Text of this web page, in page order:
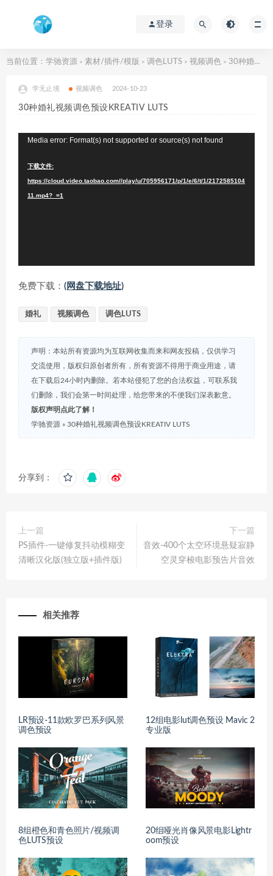
登录
当前位置： 学驰资源 > 素材/插件/模版 > 调色LUTS > 视频调色 > 30种婚礼视频调色预设KREATIV LUTS
学无止境 视频调色 2024-10-23
30种婚礼视频调色预设KREATIV LUTS
Media error: Format(s) not supported or source(s) not found
下载文件:
https://cloud.video.taobao.com//play/u/705956171/p/1/e/6/t/1/2172585104
11.mp4?_=1
免费下载： (网盘下载地址)
婚礼 视频调色 调色LUTS
声明：本站所有资源均为互联网收集而来和网友投稿，仅供学习
交流使用，版权归原创者所有，所有资源不得用于商业用途，请
在下载后24小时内删除。若本站侵犯了您的合法权益，可联系我
们删除，我们会第一时间处理，给您带来的不便我们深表歉意。
版权声明点此了解！
学驰资源 » 30种婚礼视频调色预设KREATIV LUTS
分享到：
上一篇
PS插件-一键修复抖动模糊变
清晰汉化版(独立版+插件版)
下一篇
音效-400个太空环境悬疑寂静
空灵穿梭电影预告片音效
相关推荐
LR预设-11款欧罗巴系列风景
调色预设
12组电影lut调色预设 Mavic 2
专业版
8组橙色和青色照片/视频调
色LUTS预设
20组哑光肖像风景电影Lightr
oom预设